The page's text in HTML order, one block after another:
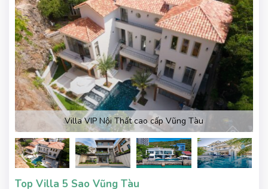
Villa VIP Nội Thất cao cấp Vũng Tàu
Top Villa 5 Sao Vũng Tàu